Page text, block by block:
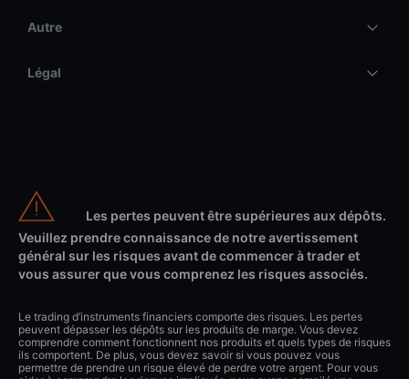
Autre
Légal
Les pertes peuvent être supérieures aux dépôts.
Veuillez prendre connaissance de notre avertissement
général sur les risques avant de commencer à trader et
vous assurer que vous comprenez les risques associés.
Le trading d’instruments financiers comporte des risques. Les pertes
peuvent dépasser les dépôts sur les produits de marge. Vous devez
comprendre comment fonctionnent nos produits et quels types de risques
ils comportent. De plus, vous devez savoir si vous pouvez vous
permettre de prendre un risque élevé de perdre votre argent. Pour vous